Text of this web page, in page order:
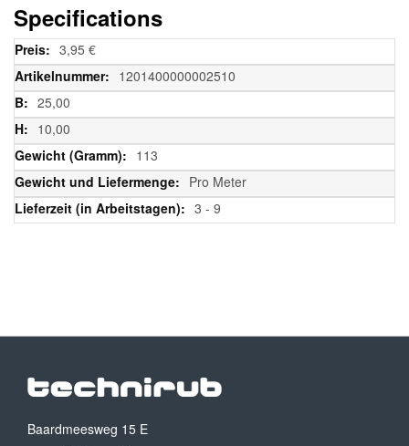
Specifications
Weitere
Informationen
3,95 €
1201400000002510
25,00
10,00
113
Pro Meter
3 - 9
Baardmeesweg 15 E